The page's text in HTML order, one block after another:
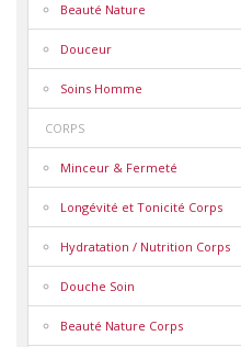
Beauté Nature
Douceur
Soins Homme
CORPS
Minceur & Fermeté
Longévité et Tonicité Corps
Hydratation / Nutrition Corps
Douche Soin
Beauté Nature Corps